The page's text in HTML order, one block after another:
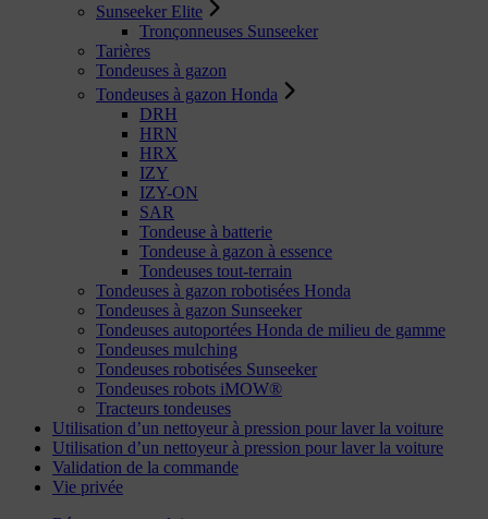
Sunseeker Elite
Tronçonneuses Sunseeker
Tarières
Tondeuses à gazon
Tondeuses à gazon Honda
DRH
HRN
HRX
IZY
IZY-ON
SAR
Tondeuse à batterie
Tondeuse à gazon à essence
Tondeuses tout-terrain
Tondeuses à gazon robotisées Honda
Tondeuses à gazon Sunseeker
Tondeuses autoportées Honda de milieu de gamme
Tondeuses mulching
Tondeuses robotisées Sunseeker
Tondeuses robots iMOW®
Tracteurs tondeuses
Utilisation d’un nettoyeur à pression pour laver la voiture
Utilisation d’un nettoyeur à pression pour laver la voiture
Validation de la commande
Vie privée